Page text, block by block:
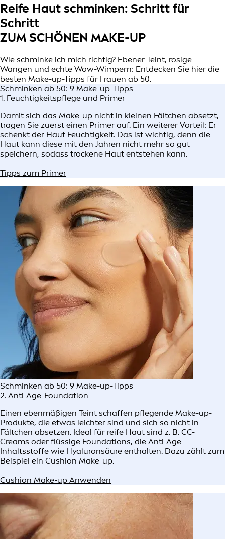
Reife Haut schminken: Schritt für
Schritt
ZUM SCHÖNEN MAKE-UP
Wie schminke ich mich richtig? Ebener Teint, rosige
Wangen und echte Wow-Wimpern: Entdecken Sie hier die
besten Make-up-Tipps für Frauen ab 50.
Schminken ab 50: 9 Make-up-Tipps
1. Feuchtigkeitspflege und Primer
Damit sich das Make-up nicht in kleinen Fältchen absetzt,
tragen Sie zuerst einen Primer auf. Ein weiterer Vorteil: Er
schenkt der Haut Feuchtigkeit. Das ist wichtig, denn die
Haut kann diese mit den Jahren nicht mehr so gut
speichern, sodass trockene Haut entstehen kann.
Tipps zum Primer
Schminken ab 50: 9 Make-up-Tipps
2. Anti-Age-Foundation
Einen ebenmäßigen Teint schaffen pflegende Make-up-
Produkte, die etwas leichter sind und sich so nicht in
Fältchen absetzen. Ideal für reife Haut sind z. B. CC-
Creams oder flüssige Foundations, die Anti-Age-
Inhaltsstoffe wie Hyaluronsäure enthalten. Dazu zählt zum
Beispiel ein Cushion Make-up.
Cushion Make-up Anwenden